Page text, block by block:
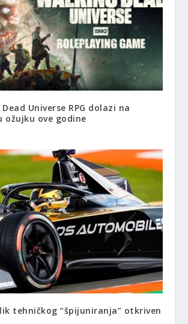
Universe RPG dolazi na
ožujku ove godine
tehničkog “špijuniranja” otkriven